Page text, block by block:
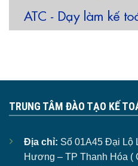
TRUNG TÂM ĐÀO TẠO KẾ
Địa chỉ: Số 01A45 Đại Lộ
Hương – TP Thanh Hóa